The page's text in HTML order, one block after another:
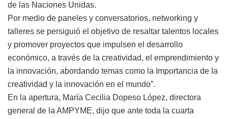
de las Naciones Unidas.
Por medio de paneles y conversatorios, networking y
talleres se persiguió el objetivo de resaltar talentos locales
y promover proyectos que impulsen el desarrollo
económico, a través de la creatividad, el emprendimiento y
la innovación, abordando temas como la Importancia de la
creatividad y la innovación en el mundo”.
En la apertura, María Cecilia Dopeso López, directora
general de la AMPYME, dijo que ante toda la cuarta